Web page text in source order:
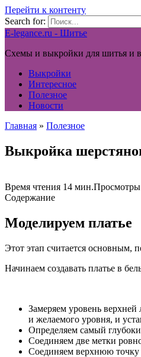
Перейти к контенту
Search for:
E-legance.ru - Шитье
Схемы и выкройки для шитья и
Выкройки
Интересное
Полезное
Новости
Главная » Полезное
Выкройка
Время чтения 14 мин.Просмотры
Содержание
Моделируем платье
Этот этап считается основным,
Начинаем создавать платье в
Замеряем уровень
и желаемого уровня, и
Определяем самый
Соединяем две метки
Соединяем верхнюю точку